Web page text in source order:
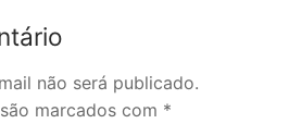
não será publicado.
marcados com *